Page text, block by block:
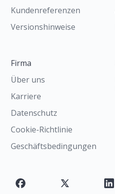
Kundenreferenzen
Versionshinweise
Firma
Über uns
Karriere
Datenschutz
Cookie-Richtlinie
Geschäftsbedingungen